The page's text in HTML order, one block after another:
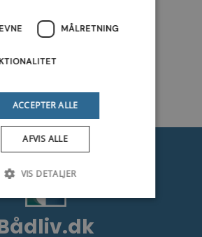
MÅLRETNING
ACCEPTER ALLE
AFVIS ALLE
VIS DETALJER